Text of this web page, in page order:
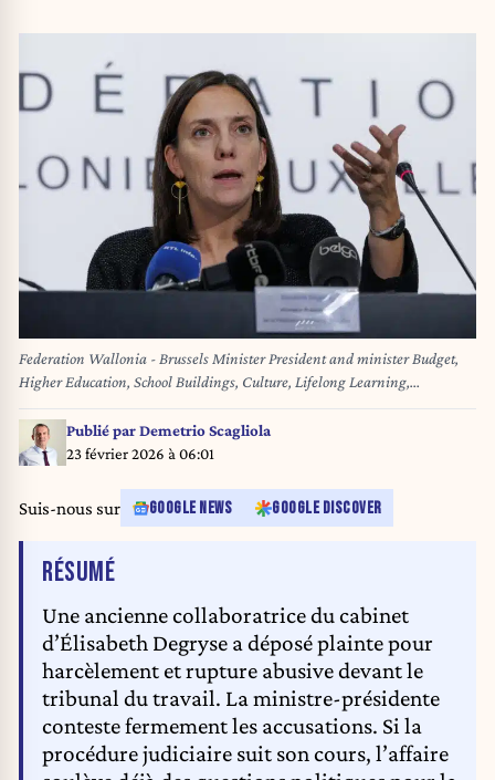
Federation Wallonia - Brussels Minister President and minister Budget,
Higher Education, School Buildings, Culture, Lifelong Learning,
International Relations and La Francophonie Elisabeth Degryse pictured
during a press conference on the budget discussions of the French
Community Government (Federation Wallonia-Brussels - Federation
October 2025. BELGA PHOTO NICOLAS MAETERLINCK
Publié parDemetrio Scagliola
23 février 2026 à 06:01
Suis-nous sur GOOGLE NEWS GOOGLE DISCOVER
RÉSUMÉDE L'ARTICLE
Une ancienne collaboratrice du cabinet
d’Élisabeth Degryse a déposé plainte pour
harcèlement et rupture abusive devant le
tribunal du travail. La ministre-présidente
conteste fermement les accusations. Si la
procédure judiciaire suit son cours, l’affaire